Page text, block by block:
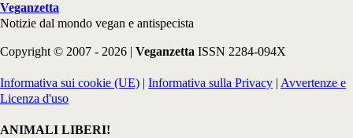
Veganzetta
Notizie dal mondo vegan e antispecista
Copyright © 2007 - 2026 | Veganzetta ISSN 2284-094X
Informativa sui cookie (UE) | Informativa sulla Privacy | Avvertenze e
Licenza d'uso
ANIMALI LIBERI!